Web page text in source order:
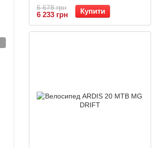
6 678 грн
6 233 грн Купити